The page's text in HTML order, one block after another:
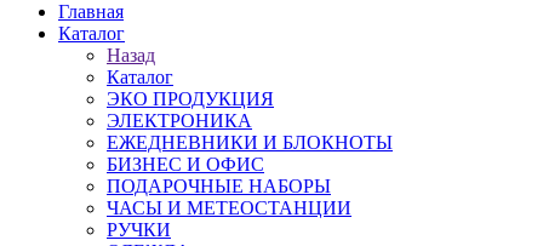
Главная
Каталог
Назад
Каталог
ЭКО ПРОДУКЦИЯ
ЭЛЕКТРОНИКА
ЕЖЕДНЕВНИКИ И БЛОКНОТЫ
БИЗНЕС И ОФИС
ПОДАРОЧНЫЕ НАБОРЫ
ЧАСЫ И МЕТЕОСТАНЦИИ
РУЧКИ